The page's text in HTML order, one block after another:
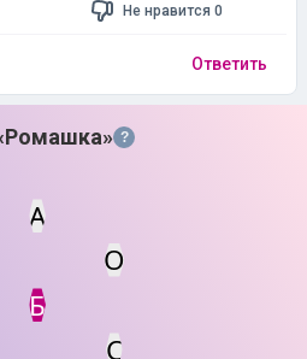
Не нравится 0
Ответить
?
очков
Б
А
О
С